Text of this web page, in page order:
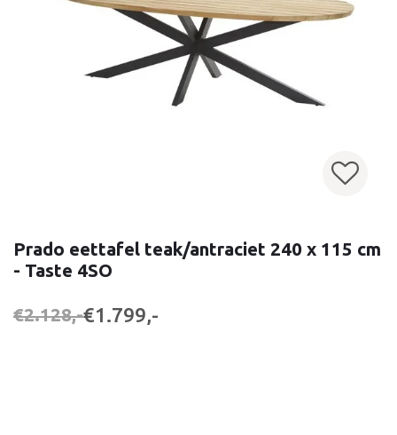
Prado eettafel teak/antraciet 240 x 115 cm
- Taste 4SO
€2.128,-€1.799,-